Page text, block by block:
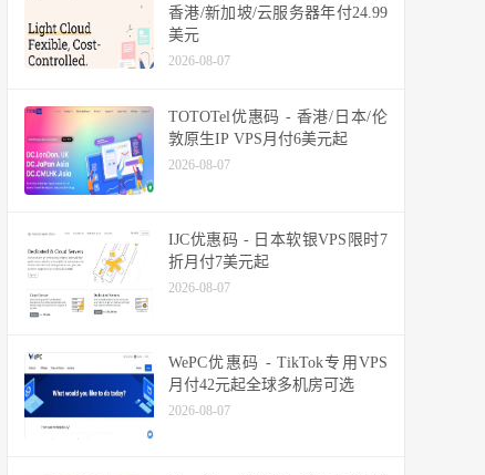
香港/新加坡/云服务器年付24.99
美元
2026-08-07
TOTOTel优惠码 - 香港/日本/伦
敦原生IP VPS月付6美元起
2026-08-07
IJC优惠码 - 日本软银VPS限时7
折月付7美元起
2026-08-07
WePC优惠码 - TikTok专用VPS
月付42元起全球多机房可选
2026-08-07